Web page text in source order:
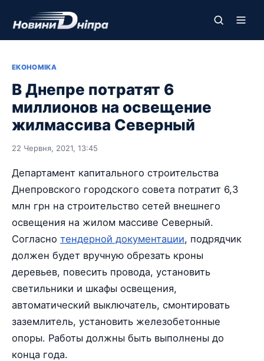
ЕКОНОМІКА
В Днепре потратят 6
миллионов на освещение
жилмассива Северный
22 Червня, 2021, 13:45
Департамент капитального строительства
Днепровского городского совета потратит 6,3
млн грн на строительство сетей внешнего
освещения на жилом массиве Северный.
Согласно тендерной документации, подрядчик
должен будет вручную обрезать кроны
деревьев, повесить провода, установить
светильники и шкафы освещения,
автоматический выключатель, смонтировать
заземлитель, установить железобетонные
опоры. Работы должны быть выполнены до
конца года.